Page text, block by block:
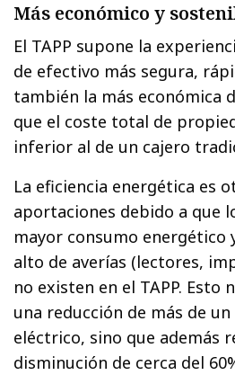
Más económico y
El TAPP supone la
de efectivo más segura,
también la más económica
que el coste total de
inferior al de un cajero
La eficiencia energética es
aportaciones debido a que
mayor consumo energético
alto de averías (lectores,
no existen en el TAPP. Esto
una reducción de más de
eléctrico, sino que además
disminución de cerca del